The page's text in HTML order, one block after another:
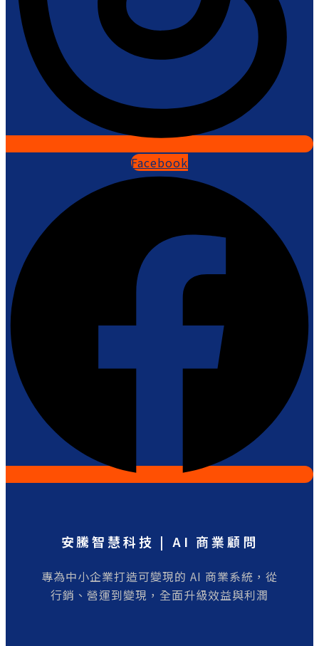
Facebook
安騰智慧科技 | AI 商業顧問
專為中小企業打造可變現的 AI 商業系統，從
行銷、營運到變現，全面升級效益與利潤